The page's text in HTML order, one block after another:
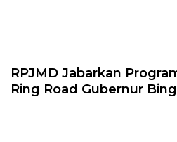
RPJMD Jabarkan
Ring Road Gubernur